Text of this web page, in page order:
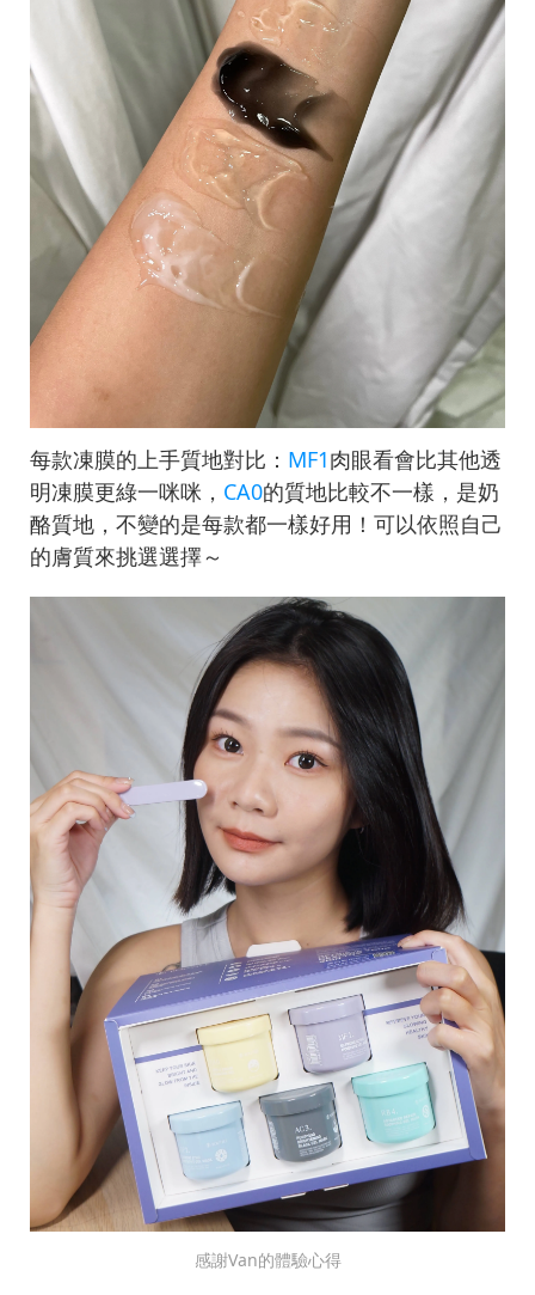
每款凍膜的上手質地對比： MF1肉眼看會比其他透
明凍膜更綠一咪咪， CA0的質地比較不一樣，是奶
酪質地，不變的是每款都一樣好用！可以依照自己
的膚質來挑選選擇～
感謝Van的體驗心得